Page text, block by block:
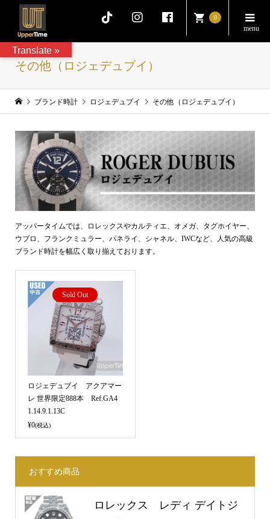
0
その他（ロジェデュブイ）
ブランド時計 ロジェデュブイ その他（ロジェデュブイ）
アッパータイムでは、ロレックスやカルティエ、オメガ、タグホイヤー、
ウブロ、フランクミュラー、パネライ、シャネル、IWCなど、人気の高級
ブランド時計を幅広く取り揃えております。
Sold Out
ロジェデュブイ アクアマー
レ 世界限定888本 Ref.GA4
1.14.9.1.13C
¥0(税込)
おすすめ商品
ロレックス レディ デイトジ
Translate »